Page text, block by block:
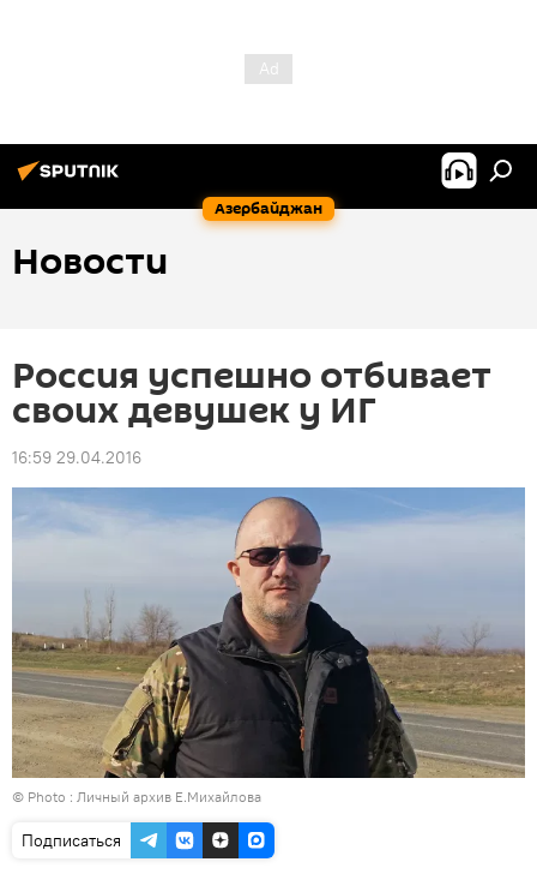
Азербайджан
Новости
Россия успешно отбивает
своих девушек у ИГ
16:59 29.04.2016
© Photo : Личный архив Е.Михайлова
Подписаться